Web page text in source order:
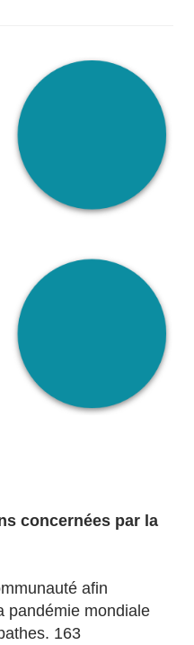
concernées par la
afin
pandémie mondiale
163